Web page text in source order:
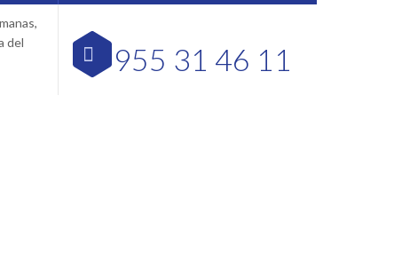
del
 955 31 46 11